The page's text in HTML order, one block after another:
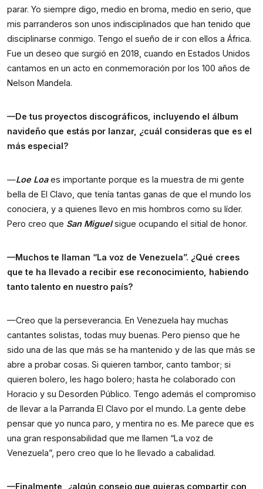
parar. Yo siempre digo, medio en broma, medio en serio, que
mis parranderos son unos indisciplinados que han tenido que
disciplinarse conmigo. Tengo el sueño de ir con ellos a África.
Fue un deseo que surgió en 2018, cuando en Estados Unidos
cantamos en un acto en conmemoración por los 100 años de
Nelson Mandela.
—De tus proyectos discográficos, incluyendo el álbum
navideño que estás por lanzar, ¿cuál consideras que es el
más especial?
—Loe Loaes importante porque es la muestra de mi gente
bella de El Clavo, que tenía tantas ganas de que el mundo los
conociera, y a quienes llevo en mis hombros como su líder.
Pero creo que San Miguelsigue ocupando el sitial de honor.
—Muchos te llaman “La voz de Venezuela”. ¿Qué crees
que te ha llevado a recibir ese reconocimiento, habiendo
tanto talento en nuestro país?
—Creo que la perseverancia. En Venezuela hay muchas
cantantes solistas, todas muy buenas. Pero pienso que he
sido una de las que más se ha mantenido y de las que más se
abre a probar cosas. Si quieren tambor, canto tambor; si
quieren bolero, les hago bolero; hasta he colaborado con
Horacio y su Desorden Público. Tengo además el compromiso
de llevar a la Parranda El Clavo por el mundo. La gente debe
pensar que yo nunca paro, y mentira no es. Me parece que es
una gran responsabilidad que me llamen “La voz de
Venezuela”, pero creo que lo he llevado a cabalidad.
—Finalmente, ¿algún consejo que quieras compartir con